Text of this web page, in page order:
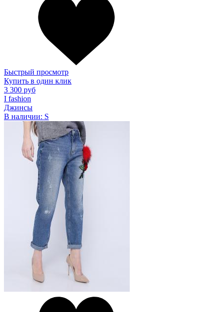
Быстрый просмотр
Купить в один клик
3 300 руб
I fashion
Джинсы
В наличии: S